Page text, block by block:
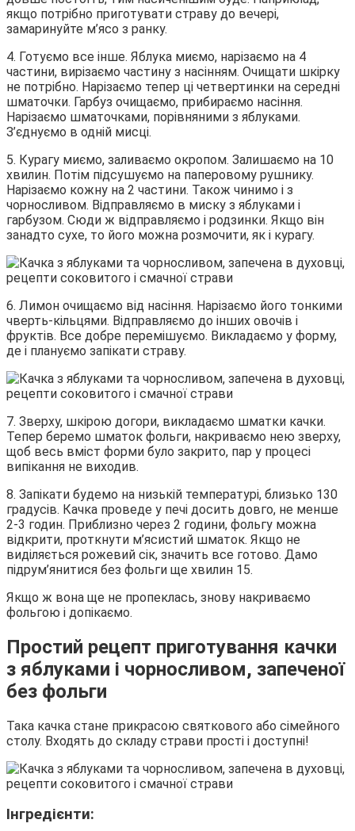
якщо потрібно приготувати страву до вечері,
замаринуйте м’ясо з ранку.
4. Готуємо все інше. Яблука миємо, нарізаємо на 4
частини, вирізаємо частину з насінням. Очищати шкірку
не потрібно. Нарізаємо тепер ці четвертинки на середні
шматочки. Гарбуз очищаємо, прибираємо насіння.
Нарізаємо шматочками, порівняними з яблуками.
З’єднуємо в одній мисці.
5. Курагу миємо, заливаємо окропом. Залишаємо на 10
хвилин. Потім підсушуємо на паперовому рушнику.
Нарізаємо кожну на 2 частини. Також чинимо і з
чорносливом. Відправляємо в миску з яблуками і
гарбузом. Сюди ж відправляємо і родзинки. Якщо він
занадто сухе, то його можна розмочити, як і курагу.
6. Лимон очищаємо від насіння. Нарізаємо його тонкими
чверть-кільцями. Відправляємо до інших овочів і
фруктів. Все добре перемішуємо. Викладаємо у форму,
де і плануємо запікати страву.
7. Зверху, шкірою догори, викладаємо шматки качки.
Тепер беремо шматок фольги, накриваємо нею зверху,
щоб весь вміст форми було закрито, пар у процесі
випікання не виходив.
8. Запікати будемо на низькій температурі, близько 130
градусів. Качка проведе у печі досить довго, не менше
2-3 годин. Приблизно через 2 години, фольгу можна
відкрити, проткнути м’ясистий шматок. Якщо не
виділяється рожевий сік, значить все готово. Дамо
підрум’янитися без фольги ще хвилин 15.
Якщо ж вона ще не пропеклась, знову накриваємо
фольгою і допікаємо.
Простий рецепт приготування качки
з яблуками і чорносливом, запеченої
без фольги
Така качка стане прикрасою святкового або сімейного
столу. Входять до складу страви прості і доступні!
Інгредієнти: